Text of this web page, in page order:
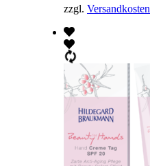
zzgl. Versandkosten